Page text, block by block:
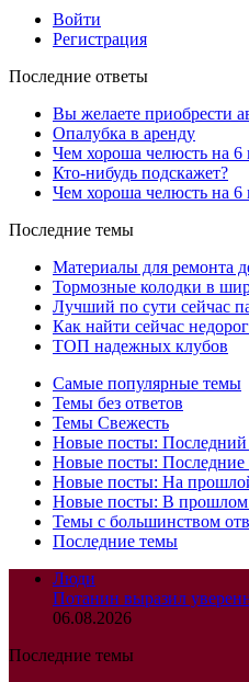
Войти
Регистрация
Последние ответы
Вы желаете приобрести
Опалубка в аренду
Чем хороша челюсть на 6
Кто-нибудь подскажет?
Чем хороша челюсть на 6
Последние темы
Материалы для ремонта
Тормозные колодки в
Лучший по сути сейчас
Как найти сейчас
ТОП надежных клубов
Самые популярные темы
Темы без ответов
Темы Свежесть
Новые посты: Последний
Новые посты: Последние
Новые посты: На
Новые посты: В прошлом
Темы с большинством
Последние темы
Люди
Потанин выразил
06.08.2026
Последние темы